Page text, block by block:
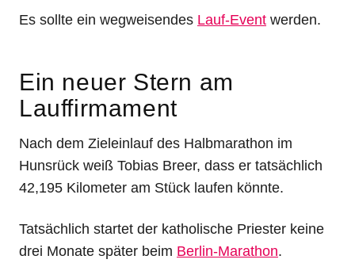
Es sollte ein wegweisendes Lauf-Event werden.
Ein neuer Stern am
Lauffirmament
Nach dem Zieleinlauf des Halbmarathon im
Hunsrück weiß Tobias Breer, dass er tatsächlich
42,195 Kilometer am Stück laufen könnte.
Tatsächlich startet der katholische Priester keine
drei Monate später beim Berlin-Marathon.